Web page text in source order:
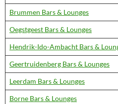
Brummen Bars & Lounges
Oegstgeest Bars & Lounges
Hendrik-Ido-Ambacht Bars &
Geertruidenberg Bars & Lounges
Leerdam Bars & Lounges
Borne Bars & Lounges